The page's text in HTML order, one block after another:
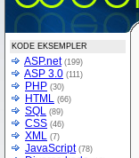
KODE EKSEMPLER
ASP.net (199)
ASP 3.0 (111)
PHP (30)
HTML (66)
SQL (89)
CSS (46)
XML (7)
JavaScript (78)